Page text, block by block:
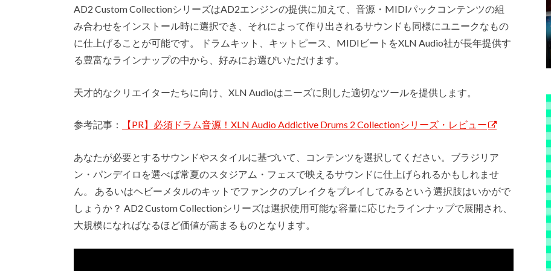
AD2 Custom CollectionシリーズはAD2エンジンの提供に加えて、音源・MIDIパックコンテンツの組
み合わせをインストール時に選択でき、それによって作り出されるサウンドも同様にユニークなもの
に仕上げることが可能です。 ドラムキット、キットピース、MIDIビートをXLN Audio社が長年提供す
る豊富なラインナップの中から、好みにお選びいただけます。
天才的なクリエイターたちに向け、XLN Audioはニーズに則した適切なツールを提供します。
参考記事： 【PR】必須ドラム音源！XLN Audio Addictive Drums 2 Collectionシリーズ・レビュー
あなたが必要とするサウンドやスタイルに基づいて、コンテンツを選択してください。ブラジリア
ン・パンデイロを選べば常夏のスタジアム・フェスで映えるサウンドに仕上げられるかもしれませ
ん。 あるいはヘビーメタルのキットでファンクのブレイクをプレイしてみるという選択肢はいかがで
しょうか？ AD2 Custom Collectionシリーズは選択使用可能な容量に応じたラインナップで展開され、
大規模になればなるほど価値が高まるものとなります。